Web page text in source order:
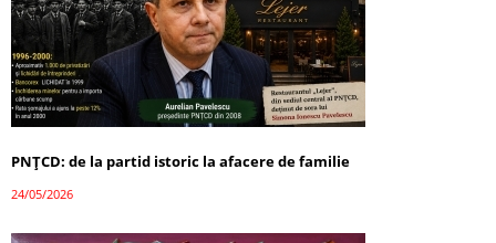
PNȚCD: de la partid istoric la afacere de familie
24/05/2026